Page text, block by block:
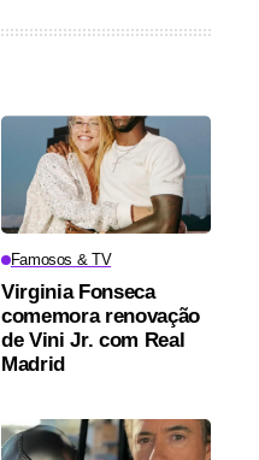
Famosos & TV
Virginia Fonseca
comemora renovação
de Vini Jr. com Real
Madrid